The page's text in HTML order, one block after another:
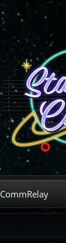
CommRelay